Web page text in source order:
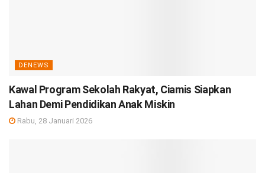
DENEWS
Kawal Program Sekolah Rakyat, Ciamis Siapkan
Lahan Demi Pendidikan Anak Miskin
Rabu, 28 Januari 2026